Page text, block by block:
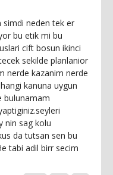
simdi neden tek er
bu etik mi bu
cift bosun ikinci
sekilde planlanior
nerde kazanim nerde
kanuna uygun
bulunamam
nin sag kolu
da tutsan sen bu
tabi adil birr secim